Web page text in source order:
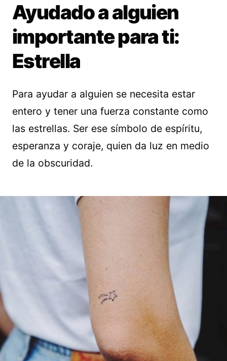
Ayudado a alguien
importante para ti:
Estrella
Para ayudar a alguien se necesita estar
entero y tener una fuerza constante como
las estrellas. Ser ese símbolo de espíritu,
esperanza y coraje, quien da luz en medio
de la obscuridad.